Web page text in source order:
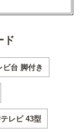
ド
ビ台 脚付き
レビ 43型